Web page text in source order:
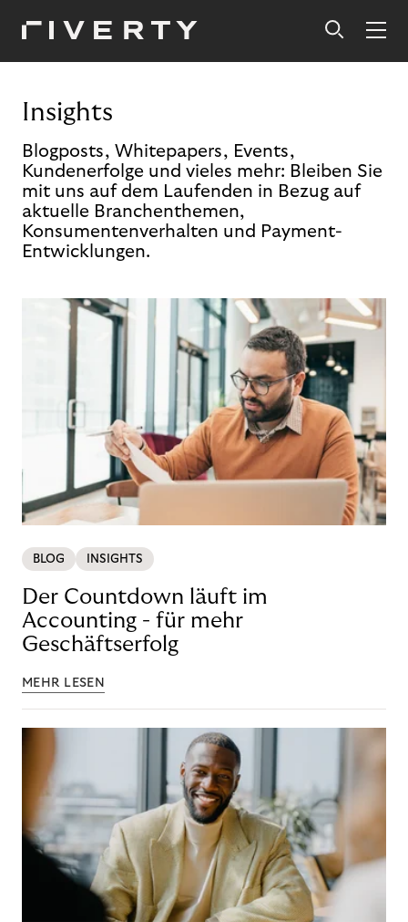
Insights
Blogposts, Whitepapers, Events,
Kundenerfolge und vieles mehr: Bleiben Sie
mit uns auf dem Laufenden in Bezug auf
aktuelle Branchenthemen,
Konsumentenverhalten und Payment-
Entwicklungen.
BLOG INSIGHTS
Der Countdown läuft im
Accounting - für mehr
Geschäftserfolg
MEHR LESEN